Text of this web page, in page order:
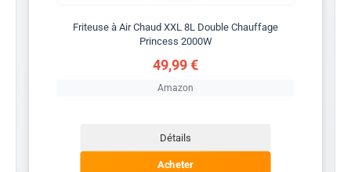
Friteuse à Air Chaud XXL 8L Double Chauffage
Princess 2000W
49,99 €
Amazon
Détails
Acheter